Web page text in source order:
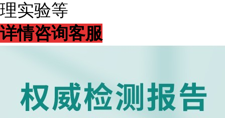
理实验等
详情咨询客服